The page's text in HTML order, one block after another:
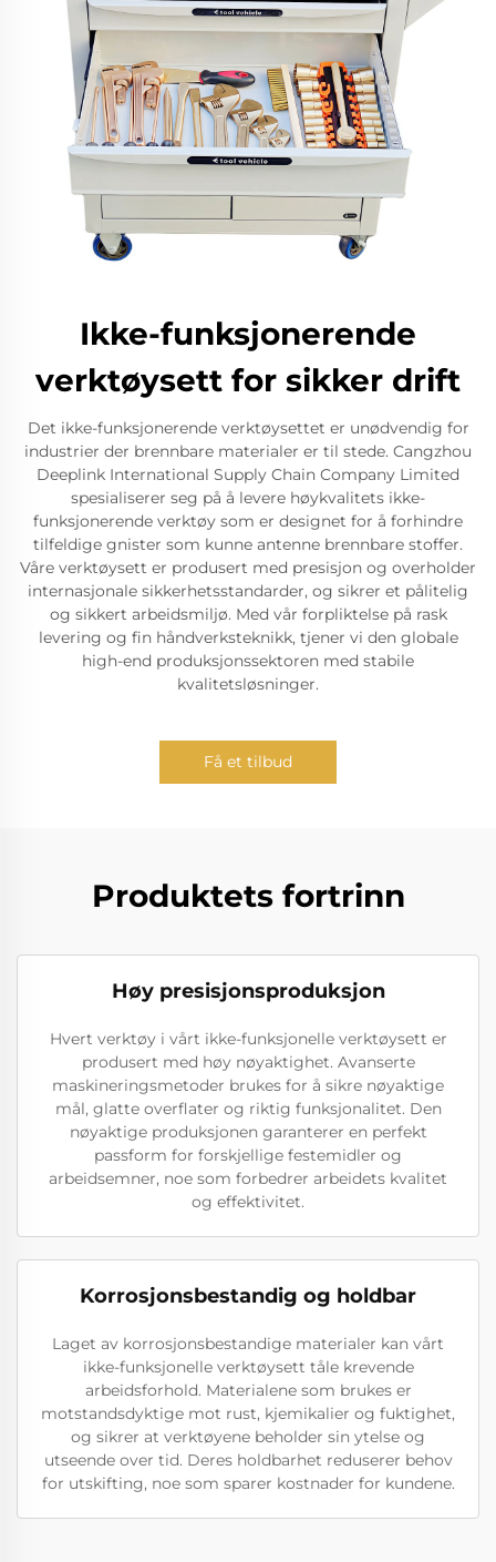
Ikke-funksjonerende
verktøysett for sikker drift
Det ikke-funksjonerende verktøysettet er unødvendig for
industrier der brennbare materialer er til stede. Cangzhou
Deeplink International Supply Chain Company Limited
spesialiserer seg på å levere høykvalitets ikke-
funksjonerende verktøy som er designet for å forhindre
tilfeldige gnister som kunne antenne brennbare stoffer.
Våre verktøysett er produsert med presisjon og overholder
internasjonale sikkerhetsstandarder, og sikrer et pålitelig
og sikkert arbeidsmiljø. Med vår forpliktelse på rask
levering og fin håndverksteknikk, tjener vi den globale
high-end produksjonssektoren med stabile
kvalitetsløsninger.
Få et tilbud
Produktets fortrinn
Høy presisjonsproduksjon
Hvert verktøy i vårt ikke-funksjonelle verktøysett er
produsert med høy nøyaktighet. Avanserte
maskineringsmetoder brukes for å sikre nøyaktige
mål, glatte overflater og riktig funksjonalitet. Den
nøyaktige produksjonen garanterer en perfekt
passform for forskjellige festemidler og
arbeidsemner, noe som forbedrer arbeidets kvalitet
og effektivitet.
Korrosjonsbestandig og holdbar
Laget av korrosjonsbestandige materialer kan vårt
ikke-funksjonelle verktøysett tåle krevende
arbeidsforhold. Materialene som brukes er
motstandsdyktige mot rust, kjemikalier og fuktighet,
og sikrer at verktøyene beholder sin ytelse og
utseende over tid. Deres holdbarhet reduserer behov
for utskifting, noe som sparer kostnader for kundene.